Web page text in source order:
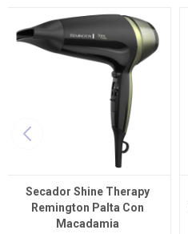
Secador Shine Therapy
Remington Palta Con
Macadamia